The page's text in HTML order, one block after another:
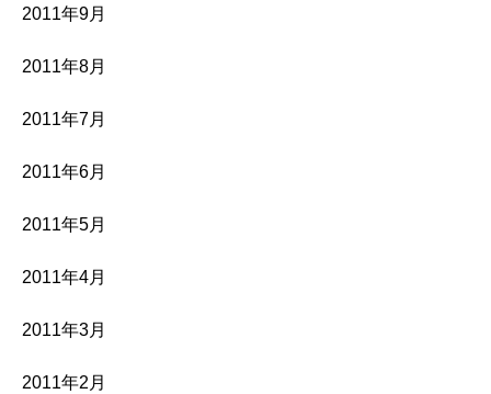
2011年9月
2011年8月
2011年7月
2011年6月
2011年5月
2011年4月
2011年3月
2011年2月